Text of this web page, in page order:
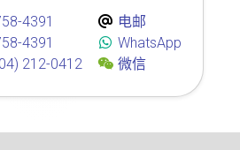
4391
4391
212-0412
电邮
WhatsApp
微信